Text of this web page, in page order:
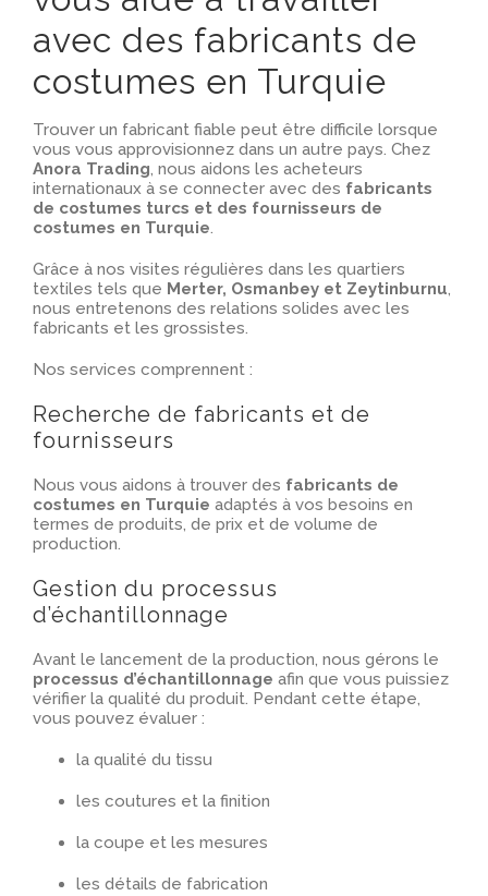
avec des fabricants de
costumes en Turquie
Trouver un fabricant fiable peut être difficile lorsque
vous vous approvisionnez dans un autre pays. Chez
Anora Trading, nous aidons les acheteurs
internationaux à se connecter avec des fabricants
de costumes turcs et des fournisseurs de
costumes en Turquie.
Grâce à nos visites régulières dans les quartiers
textiles tels que Merter, Osmanbey et Zeytinburnu,
nous entretenons des relations solides avec les
fabricants et les grossistes.
Nos services comprennent :
Recherche de fabricants et de
fournisseurs
Nous vous aidons à trouver des fabricants de
costumes en Turquie adaptés à vos besoins en
termes de produits, de prix et de volume de
production.
Gestion du processus
d’échantillonnage
Avant le lancement de la production, nous gérons le
processus d’échantillonnage afin que vous puissiez
vérifier la qualité du produit. Pendant cette étape,
vous pouvez évaluer :
la qualité du tissu
les coutures et la finition
la coupe et les mesures
les détails de fabrication